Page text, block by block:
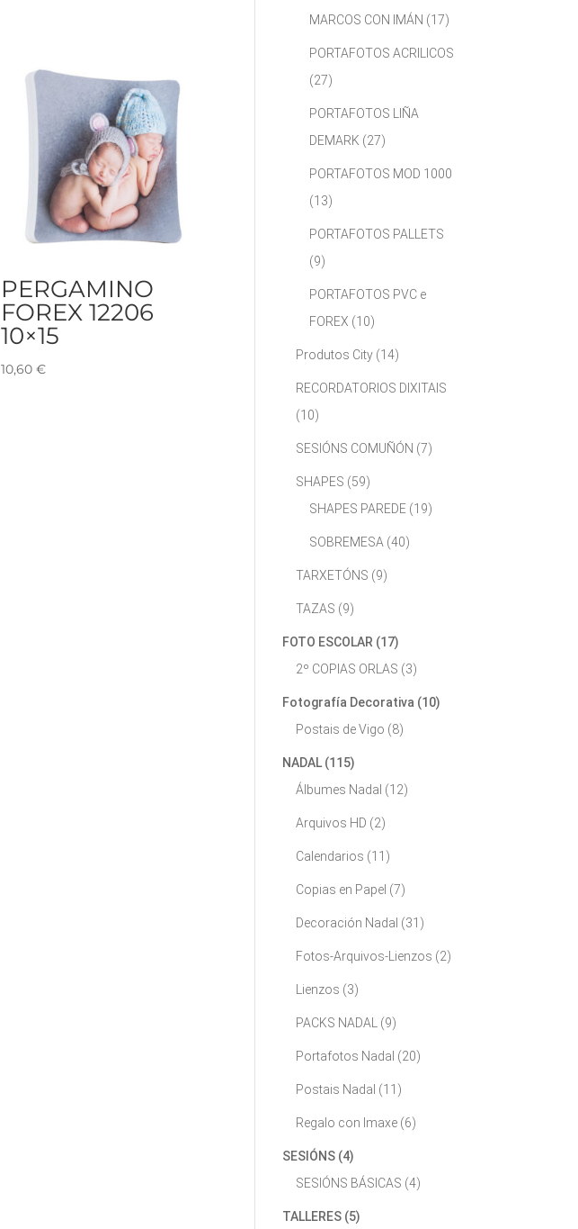
PERGAMINO
FOREX 12206
10×15
10,60 €
MARCOS CON IMÁN (17)
PORTAFOTOS ACRILICOS
(27)
PORTAFOTOS LIÑA
DEMARK (27)
PORTAFOTOS MOD 1000
(13)
PORTAFOTOS PALLETS
(9)
PORTAFOTOS PVC e
FOREX (10)
Produtos City (14)
RECORDATORIOS DIXITAIS
(10)
SESIÓNS COMUÑÓN (7)
SHAPES (59)
SHAPES PAREDE (19)
SOBREMESA (40)
TARXETÓNS (9)
TAZAS (9)
FOTO ESCOLAR (17)
2º COPIAS ORLAS (3)
Fotografía Decorativa (10)
Postais de Vigo (8)
NADAL (115)
Álbumes Nadal (12)
Arquivos HD (2)
Calendarios (11)
Copias en Papel (7)
Decoración Nadal (31)
Fotos-Arquivos-Lienzos (2)
Lienzos (3)
PACKS NADAL (9)
Portafotos Nadal (20)
Postais Nadal (11)
Regalo con Imaxe (6)
SESIÓNS (4)
SESIÓNS BÁSICAS (4)
TALLERES (5)